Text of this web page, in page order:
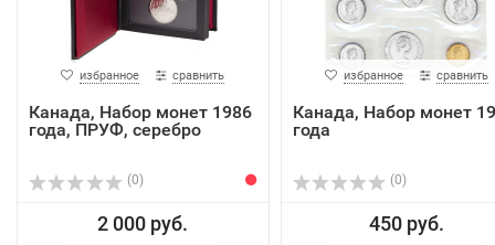
избранное сравнить
Канада, Набор монет 1986
года, ПРУФ, серебро
(0)
2 000 руб.
избранное сравнить
Канада, Набор монет
года
(0)
450 руб.